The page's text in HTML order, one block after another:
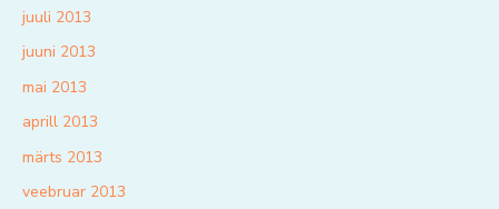
juuli 2013
juuni 2013
mai 2013
aprill 2013
märts 2013
veebruar 2013